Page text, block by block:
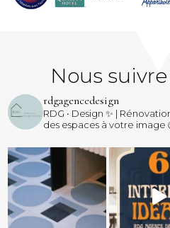
Nous
rdgagencedesign
RDG • Design ✨ |
des espaces à votre